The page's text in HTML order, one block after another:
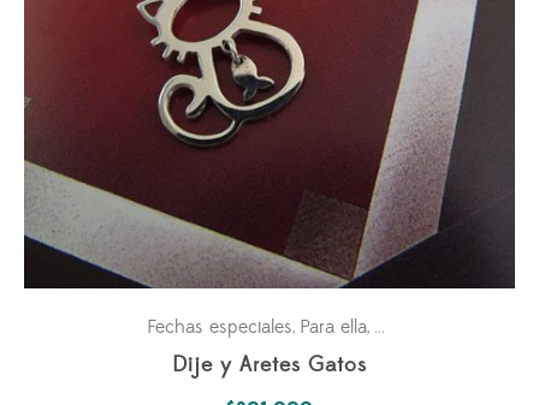
Fechas especiales, Para ella, Petlovers
Dije y Aretes Gatos